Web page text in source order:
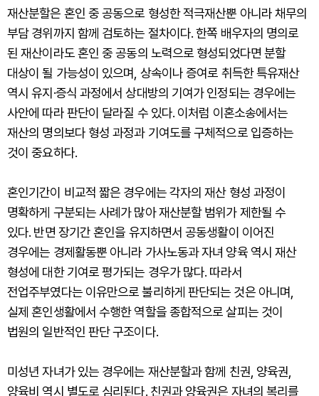
재산분할은 혼인 중 공동으로 형성한 적극재산뿐 아니라 채무의
부담 경위까지 함께 검토하는 절차이다. 한쪽 배우자의 명의로
된 재산이라도 혼인 중 공동의 노력으로 형성되었다면 분할
대상이 될 가능성이 있으며, 상속이나 증여로 취득한 특유재산
역시 유지·증식 과정에서 상대방의 기여가 인정되는 경우에는
사안에 따라 판단이 달라질 수 있다. 이처럼 이혼소송에서는
재산의 명의보다 형성 과정과 기여도를 구체적으로 입증하는
것이 중요하다.
혼인기간이 비교적 짧은 경우에는 각자의 재산 형성 과정이
명확하게 구분되는 사례가 많아 재산분할 범위가 제한될 수
있다. 반면 장기간 혼인을 유지하면서 공동생활이 이어진
경우에는 경제활동뿐 아니라 가사노동과 자녀 양육 역시 재산
형성에 대한 기여로 평가되는 경우가 많다. 따라서
전업주부였다는 이유만으로 불리하게 판단되는 것은 아니며,
실제 혼인생활에서 수행한 역할을 종합적으로 살피는 것이
법원의 일반적인 판단 구조이다.
미성년 자녀가 있는 경우에는 재산분할과 함께 친권, 양육권,
양육비 역시 별도로 심리된다. 친권과 양육권은 자녀의 복리를